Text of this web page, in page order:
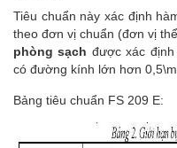
Tiêu chuẩn này xác định
theo đơn vị chuẩn (đơn vị
phòng sạch được xác
có đường kính lớn hơn
Bảng tiêu chuẩn FS 209 E: